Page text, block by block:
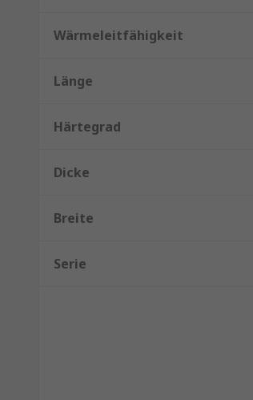
Wärmeleitfähigkeit
Länge
Härtegrad
Dicke
Breite
Serie